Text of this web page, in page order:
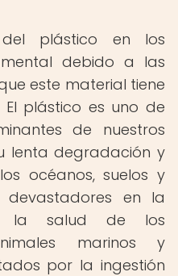
plástico en los
debido a las
este material tiene
plástico es uno de
de nuestros
lenta degradación y
océanos, suelos y
devastadores en la
la salud de los
marinos y
por la ingestión